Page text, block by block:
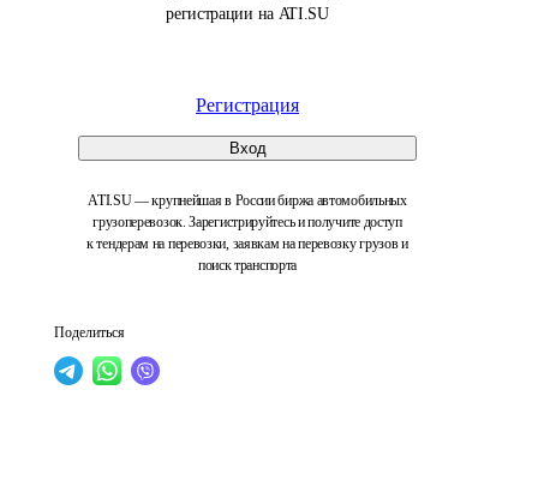
регистрации на ATI.SU
Регистрация
Вход
ATI.SU — крупнейшая в России биржа автомобильных
грузоперевозок. Зарегистрируйтесь и получите доступ
к тендерам на перевозки, заявкам на перевозку грузов и
поиск транспорта
Поделиться